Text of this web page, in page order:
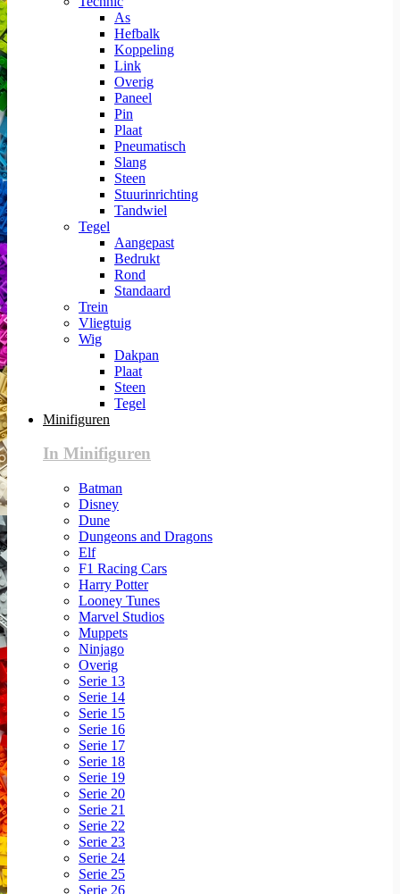
As
Hefbalk
Koppeling
Link
Overig
Paneel
Pin
Plaat
Pneumatisch
Slang
Steen
Stuurinrichting
Tandwiel
Tegel
Aangepast
Bedrukt
Rond
Standaard
Trein
Vliegtuig
Wig
Dakpan
Plaat
Steen
Tegel
Minifiguren
In Minifiguren
Batman
Disney
Dune
Dungeons and Dragons
Elf
F1 Racing Cars
Harry Potter
Looney Tunes
Marvel Studios
Muppets
Ninjago
Overig
Serie 13
Serie 14
Serie 15
Serie 16
Serie 17
Serie 18
Serie 19
Serie 20
Serie 21
Serie 22
Serie 23
Serie 24
Serie 25
Serie 26